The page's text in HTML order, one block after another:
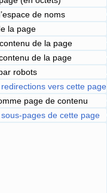
de noms
la page
de la page
de la page
robots
vers cette page
page de contenu
pages de cette page